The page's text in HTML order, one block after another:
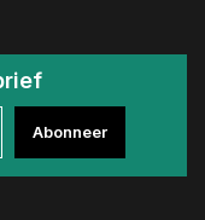
Abonneer